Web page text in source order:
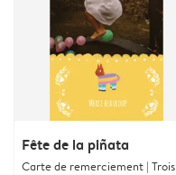
Fête de la piñata
Carte de remerciement | Trois